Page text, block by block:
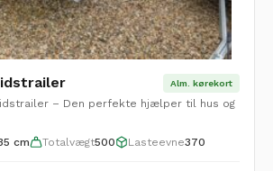
Alm. kørekort
– Den perfekte hjælper til hus og
cm Totalvægt500 Lasteevne370